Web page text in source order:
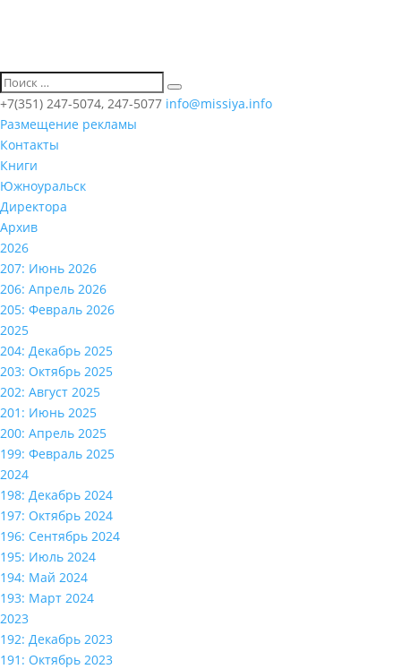
+7(351) 247-5074, 247-5077 info@missiya.info
Размещение рекламы
Контакты
Книги
Южноуральск
Директора
Архив
2026
207: Июнь 2026
206: Апрель 2026
205: Февраль 2026
2025
204: Декабрь 2025
203: Октябрь 2025
202: Август 2025
201: Июнь 2025
200: Апрель 2025
199: Февраль 2025
2024
198: Декабрь 2024
197: Октябрь 2024
196: Сентябрь 2024
195: Июль 2024
194: Май 2024
193: Март 2024
2023
192: Декабрь 2023
191: Октябрь 2023